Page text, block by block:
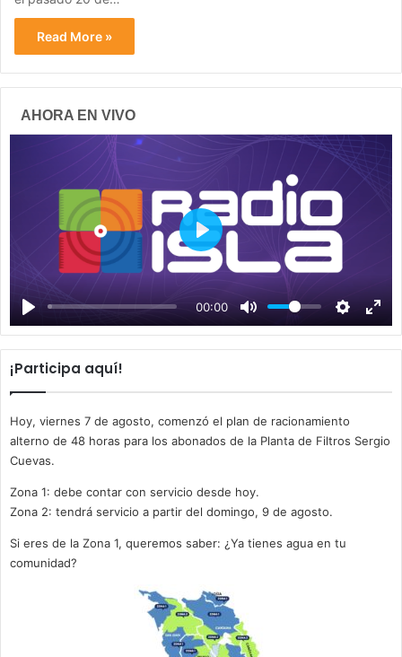
Read More »
AHORA EN VIVO
00:00
P
a
y
¡Participa aquí!
Hoy, viernes 7 de agosto, comenzó el plan de racionamiento
alterno de 48 horas para los abonados de la Planta de Filtros Sergio
Cuevas.
Zona 1: debe contar con servicio desde hoy.
Zona 2: tendrá servicio a partir del domingo, 9 de agosto.
Si eres de la Zona 1, queremos saber: ¿Ya tienes agua en tu
comunidad?